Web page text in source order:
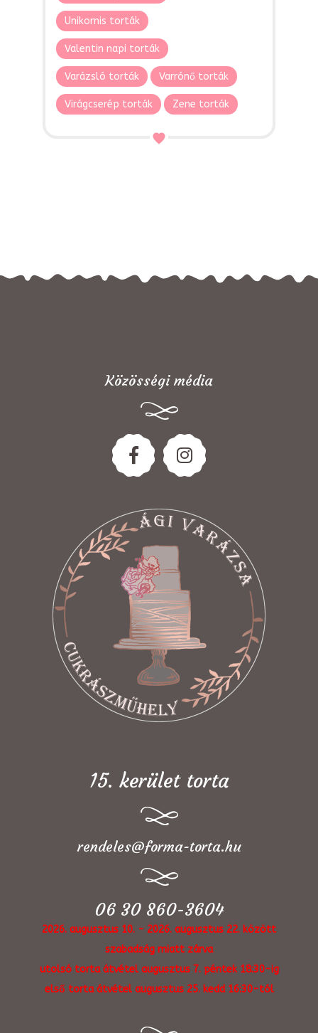
Unikornis torták
Valentin napi torták
Varázsló torták Varrónő torták
Virágcserép torták Zene torták
Közösségi média
15. kerület torta
rendeles@forma-torta.hu
06 30 860-3604
2026. augusztus 10. - 2026. augusztus 22. között
szabadság miatt zárva
utolsó torta átvétel augusztus 7. péntek 18:30-ig
első torta átvétel augusztus 25. kedd 16:30-tól